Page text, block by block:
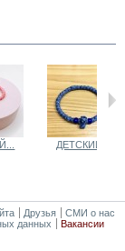
ДЕТСКИЙ...
Друзья
СМИ о нас
данных Вакансии